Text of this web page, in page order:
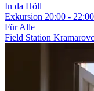
In da Höll
Exkursion 20:00 - 22:00
Für Alle
Field Station